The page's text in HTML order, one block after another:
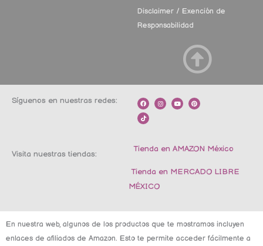
Disclaimer / Exención de
Responsabilidad
Síguenos en nuestras redes:
F
a
c
e
b
I
n
s
m
Y
o
u
P
i
n
t
T
i
k
t
o
Visita nuestras tiendas:
Tienda en AMAZON México
Tienda en MERCADO LIBRE
MÉXICO
En nuestra web, algunos de los productos que te mostramos incluyen
enlaces de afiliados de Amazon. Esto te permite acceder fácilmente a